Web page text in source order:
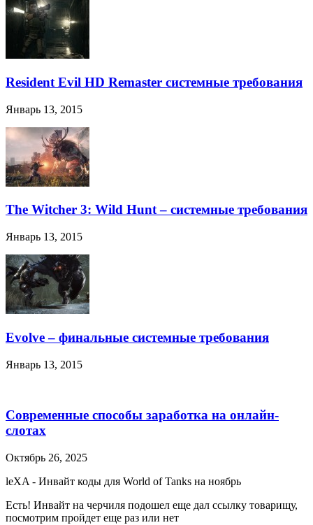
Resident Evil HD Remaster системные требования
Январь 13, 2015
The Witcher 3: Wild Hunt – системные требования
Январь 13, 2015
Evolve – финальные системные требования
Январь 13, 2015
Современные способы заработка на онлайн-
слотах
Октябрь 26, 2025
leXA - Инвайт коды для World of Tanks на ноябрь
Есть! Инвайт на черчиля подошел еще дал ссылку товарищу,
посмотрим пройдет еще раз или нет